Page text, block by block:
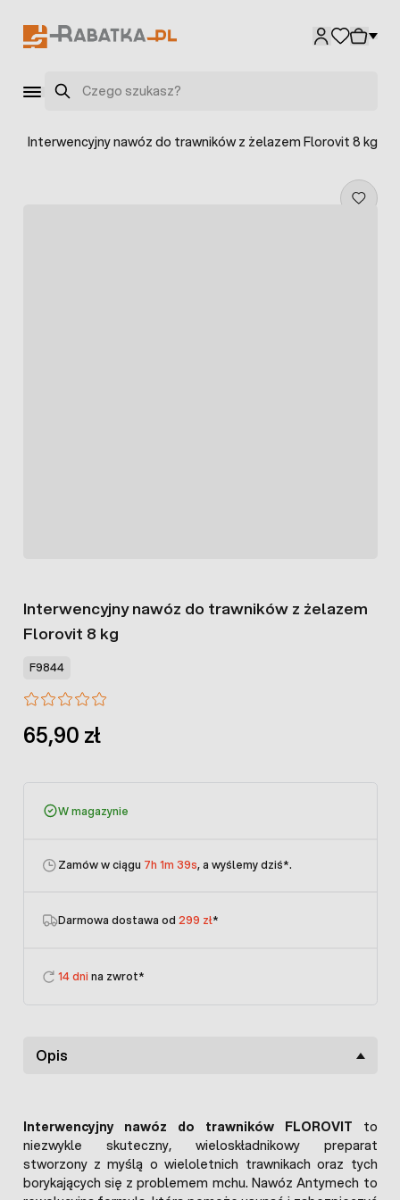
Szukaj
Interwencyjny nawóz do trawników z żelazem Florovit 8 kg
Interwencyjny nawóz do trawników z żelazem
Florovit 8 kg
F9844
65,90 zł
W magazynie
Zamów w ciągu 7h 1m 39s, a wyślemy dziś*.
Darmowa dostawa od 299 zł*
14 dni na zwrot*
Opis
Interwencyjny nawóz do trawników FLOROVIT to
niezwykle skuteczny, wieloskładnikowy preparat
stworzony z myślą o wieloletnich trawnikach oraz tych
borykających się z problemem mchu. Nawóz Antymech to